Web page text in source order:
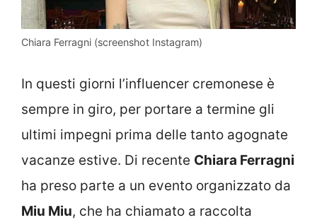
Chiara Ferragni (screenshot Instagram)
In questi giorni l’influencer cremonese è
sempre in giro, per portare a termine gli
ultimi impegni prima delle tanto agognate
vacanze estive. Di recente Chiara Ferragni
ha preso parte a un evento organizzato da
Miu Miu, che ha chiamato a raccolta